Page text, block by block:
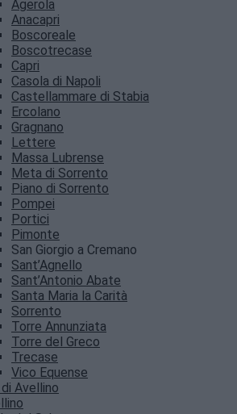
Agerola
Anacapri
Boscoreale
Boscotrecase
Capri
Casola di Napoli
Castellammare di Stabia
Ercolano
Gragnano
Lettere
Massa Lubrense
Meta di Sorrento
Piano di Sorrento
Pompei
Portici
Pimonte
San Giorgio a Cremano
Sant’Agnello
Sant’Antonio Abate
Santa Maria la Carità
Sorrento
Torre Annunziata
Torre del Greco
Trecase
Vico Equense
Avellino